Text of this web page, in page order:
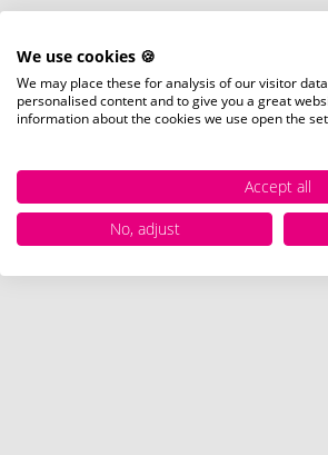
We use cookies 🍪
We may place these for analysis of our visitor
personalised content and to give you a great
information about the cookies we use open the
Accept all
No, adjust